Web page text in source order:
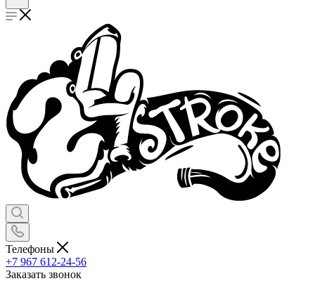
Телефоны
+7 967 612-24-56
Заказать звонок